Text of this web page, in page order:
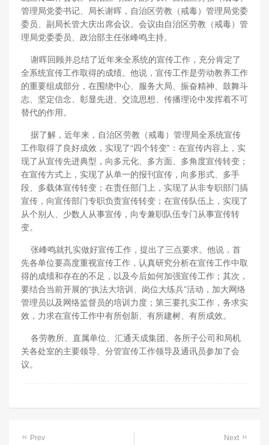
管理局党委书记、局长谢晖，自治区劳教（戒毒）管理局党委
委员、副局长管大庆出席会议。会议由自治区劳教（戒毒）管
理局党委委员、政治部主任张峰鸣主持。
谢晖回顾并总结了近年来全系统的宣传工作，充分肯定了
全系统宣传工作取得的成绩。他说，宣传工作是劳动教养工作
的重要组成部分，在围绕中心、服务大局、振奋精神、鼓舞斗
志、坚定信念、彰显先进、交流思想、传播理论中发挥着不可
替代的作用。
据了解，近年来，自治区劳教（戒毒）管理局全系统宣传
工作取得了良好成效，实现了“四个转变”：在宣传内容上，实
现了从宣传先进典型，向多元化、多方面、多角度宣传转变；
在宣传方式上，实现了从单一的报刊宣传，向多形式、多手
段、多载体宣传转变；在责任部门上，实现了从非专职部门搞
宣传，向宣传部门专职负责宣传转变；在宣传队伍上，实现了
从个别人、少数人从事宣传，向专兼职队伍专门从事宣传转
变。
张峰鸣就扎实做好宣传工作，提出了三点要求。他说，首
先各单位要高度重视宣传工作，认真研究分析在宣传工作中取
得的成绩和存在的不足，以及今后如何加强宣传工作；其次，
要结合当前开展的“执法大培训、岗位大练兵”活动，加大网络
管理员以及网络监督员的培训力度；第三要扎实工作，务求实
效，力求在宣传工作中有所创新、有所建树、有所成效。
各劳教所、直属单位、汇通天成集团、各所子公司和局机
关各处室的主要领导、分管宣传工作领导及通讯员参加了会
议。
Prev Next